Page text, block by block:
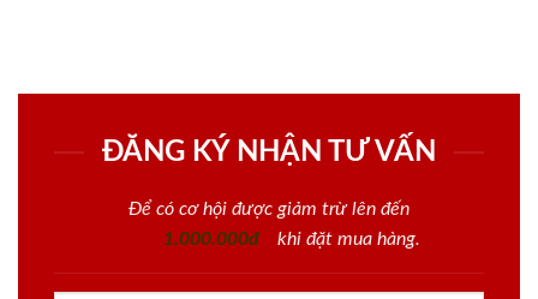
ĐĂNG KÝ NHẬN TƯ VẤN
Để có cơ hội được giảm trừ lên đến
1.000.000đ
khi đặt mua hàng.